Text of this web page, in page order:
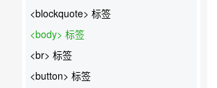
<blockquote> 标签
<body> 标签
<br> 标签
<button> 标签